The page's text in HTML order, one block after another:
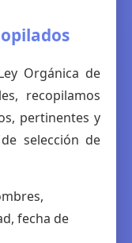
Orgánica de
recopilamos
pertinentes y
selección de
fecha de